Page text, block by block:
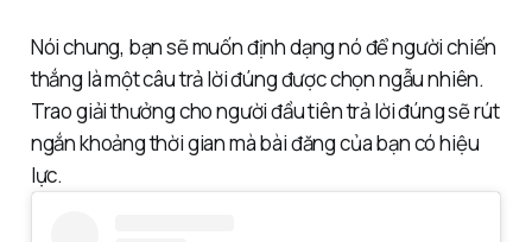
Nói chung, bạn sẽ muốn định dạng nó để người chiến
thắng là một câu trả lời đúng được chọn ngẫu nhiên.
Trao giải thưởng cho người đầu tiên trả lời đúng sẽ rút
ngắn khoảng thời gian mà bài đăng của bạn có hiệu
lực.